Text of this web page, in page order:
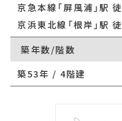
京急本線「屏風浦」駅
京浜東北線「根岸」駅
築年数/階数
築53年 / 4階建